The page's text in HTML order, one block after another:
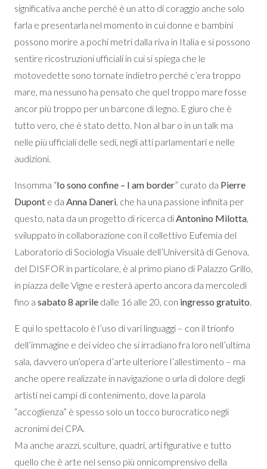
significativa anche perché è un atto di coraggio anche solo
farla e presentarla nel momento in cui donne e bambini
possono morire a pochi metri dalla riva in Italia e si possono
sentire ricostruzioni ufficiali in cui si spiega che le
motovedette sono tornate indietro perché c’era troppo
mare, ma nessuno ha pensato che quel troppo mare fosse
ancor più troppo per un barcone di legno. E giuro che è
tutto vero, che è stato detto. Non al bar o in un talk ma
nelle più ufficiali delle sedi, negli atti parlamentari e nelle
audizioni.
Insomma “Io sono confine – I am border” curato da Pierre
Dupont e da Anna Daneri , che ha una passione infinita per
questo, nata da un progetto di ricerca di Antonino Milotta
sviluppato in collaborazione con il collettivo Eufemia del
Laboratorio di Sociologia Visuale dell’Università di Genova,
del DISFOR in particolare, è al primo piano di Palazzo Grillo,
in piazza delle Vigne e resterà aperto ancora da mercoledì
fino a sabato 8 aprile dalle 16 alle 20, con ingresso gratuito
E qui lo spettacolo è l’uso di vari linguaggi – con il trionfo
dell’immagine e dei video che si irradiano fra loro nell’ultima
sala, davvero un’opera d’arte ulteriore l’allestimento – ma
anche opere realizzate in navigazione o urla di dolore degli
artisti nei campi di contenimento, dove la parola
“accoglienza” è spesso solo un tocco burocratico negli
acronimi dei CPA.
Ma anche arazzi, sculture, quadri, arti figurative e tutto
quello che è arte nel senso più onnicomprensivo della